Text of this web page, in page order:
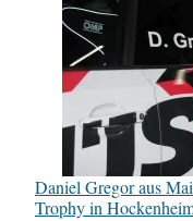
Daniel Gregor aus
Trophy in